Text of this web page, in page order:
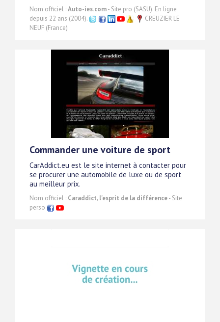
Nom officiel :Auto-ies.com- Site pro (SASU). En ligne
depuis 22 ans (2004).
CREUZIER LE
NEUF (France)
Commander une voiture de sport
CarAddict.eu est le site internet à contacter pour
se procurer une automobile de luxe ou de sport
au meilleur prix.
Nom officiel : Caraddict, l'esprit de la différence- Site
perso